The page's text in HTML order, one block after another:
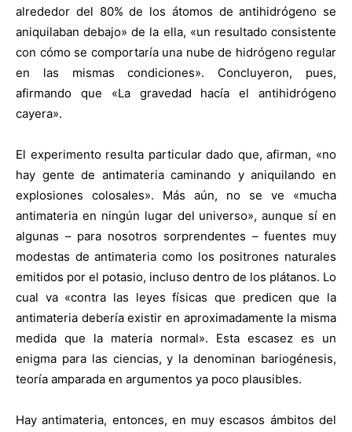
alrededor del 80% de los átomos de antihidrógeno se
aniquilaban debajo» de la ella, «un resultado consistente
con cómo se comportaría una nube de hidrógeno regular
en las mismas condiciones». Concluyeron, pues,
afirmando que «La gravedad hacía el antihidrógeno
cayera».
El experimento resulta particular dado que, afirman, «no
hay gente de antimateria caminando y aniquilando en
explosiones colosales». Más aún, no se ve «mucha
antimateria en ningún lugar del universo», aunque sí en
algunas – para nosotros sorprendentes – fuentes muy
modestas de antimateria como los positrones naturales
emitidos por el potasio, incluso dentro de los plátanos. Lo
cual va «contra las leyes físicas que predicen que la
antimateria debería existir en aproximadamente la misma
medida que la materia normal». Esta escasez es un
enigma para las ciencias, y la denominan bariogénesis,
teoría amparada en argumentos ya poco plausibles.
Hay antimateria, entonces, en muy escasos ámbitos del